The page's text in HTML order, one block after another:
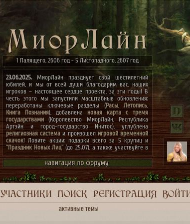
1 Палящего, 2606 год - 5 Листопадного, 2607 год
23.06.2025.МиорЛайн празднует свой шестилетний
юбилей, и мы от всей души благодарим вас, наших
игроков – настоящее сердце проекта, за эти годы! В
честь этого мы запустили масштабные обновления:
переработаны ключевые разделы (Расы, Летопись,
Книга Познания), добавлена новая карта с тремя
государствами(Королевство МиорЛайн, Республика
Артэйн и город-государство Инитос), углублена
религиозная системаи произошелигровой временной
скачок! Ловите акции: подарки всего за 5 крупиц и
"Праздник Новых Лиц"(до 25.07), а также участвуйте в
конкурсах"Маски сброшены, господа"и"Беспорядок в
архиве"(до 07.07)! Мечты сбываются, присоединяйтесь
к празднику! ✨
УЧАСТНИКИ ПОИСК РЕГИСТРАЦИЯ
активные темы